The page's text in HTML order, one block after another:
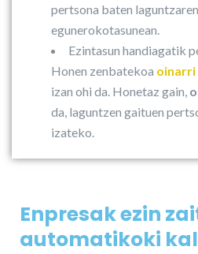
pertsona baten
egunerokotasunean.
Ezintasun handiagatik
Honen zenbatekoa oinarri
izan ohi da. Honetaz gain,
da, laguntzen gaituen
izateko.
Enpresak ezin
automatikoki